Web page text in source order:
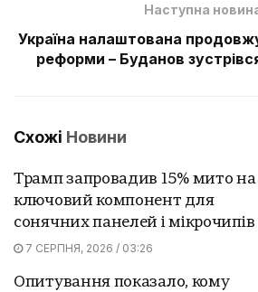
Наступна
Україна налаштована
реформи – Буданов
Схожі Новини
Трамп запровадив 15% мито на
ключовий компонент для
сонячних панелей і мікрочипів
7 СЕРПНЯ, 2026 / 03:26
Опитування показало, кому